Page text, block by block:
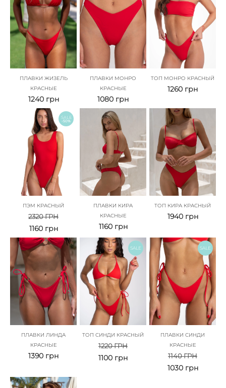
ПЛАВКИ ЖИЗЕЛЬ
КРАСНЫЕ
1240 грн
ПЛАВКИ МОНРО
КРАСНЫЕ
1080 грн
ТОП МОНРО КРАСНЫЙ
1260 грн
SALE
-50%
ПЭМ КРАСНЫЙ
2320ГРН
1160 грн
ПЛАВКИ КИРА
КРАСНЫЕ
1160 грн
ТОП КИРА КРАСНЫЙ
1940 грн
ПЛАВКИ ЛИНДА
КРАСНЫЕ
1390 грн
SALE
ТОП СИНДИ КРАСНЫЙ
1220ГРН
1100 грн
SALE
ПЛАВКИ СИНДИ
КРАСНЫЕ
1140ГРН
1030 грн